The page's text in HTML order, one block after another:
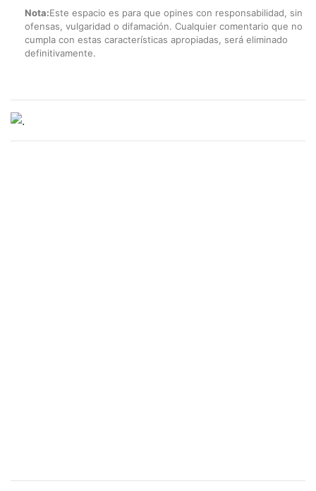
Nota:Este espacio es para que opines con responsabilidad, sin
ofensas, vulgaridad o difamación. Cualquier comentario que no
cumpla con estas características apropiadas, será eliminado
definitivamente.